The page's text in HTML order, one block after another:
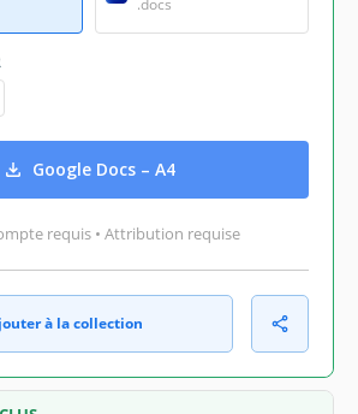
Google Docs – A4
requis • Attribution requise
à la collection